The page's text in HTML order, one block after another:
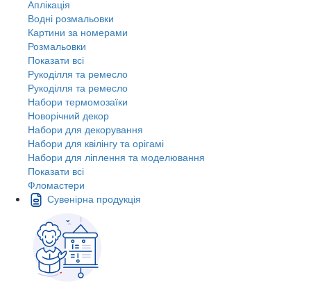
Аплікація
Водні розмальовки
Картини за номерами
Розмальовки
Показати всі
Рукоділля та ремесло
Рукоділля та ремесло
Набори термомозаїки
Новорічний декор
Набори для декорування
Набори для квілінгу та орігамі
Набори для ліплення та моделювання
Показати всі
Фломастери
Сувенірна продукція